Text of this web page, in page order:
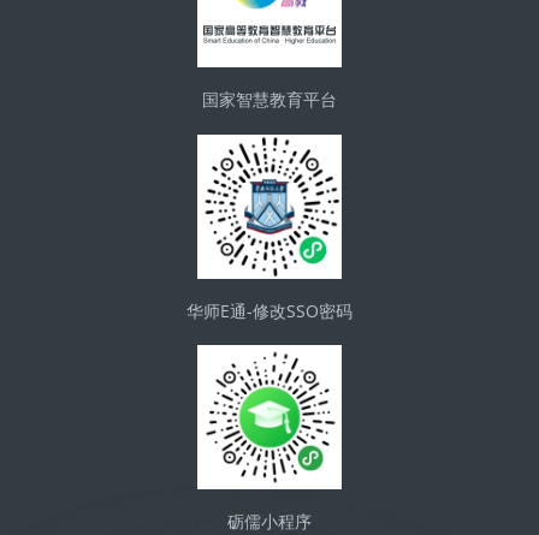
国家智慧教育平台
华师E通-修改SSO密码
砺儒小程序